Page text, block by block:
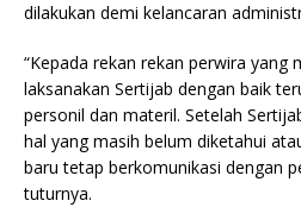
dilakukan demi kelancaran
“Kepada rekan rekan perwira yang
laksanakan Sertijab dengan baik
personil dan materil. Setelah
hal yang masih belum diketahui
baru tetap berkomunikasi dengan
tuturnya.